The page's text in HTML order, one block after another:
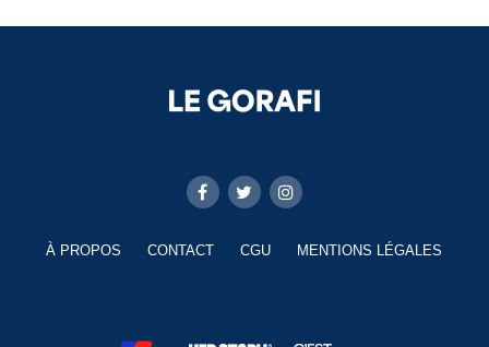
À PROPOS CONTACT CGU MENTIONS LÉGALES